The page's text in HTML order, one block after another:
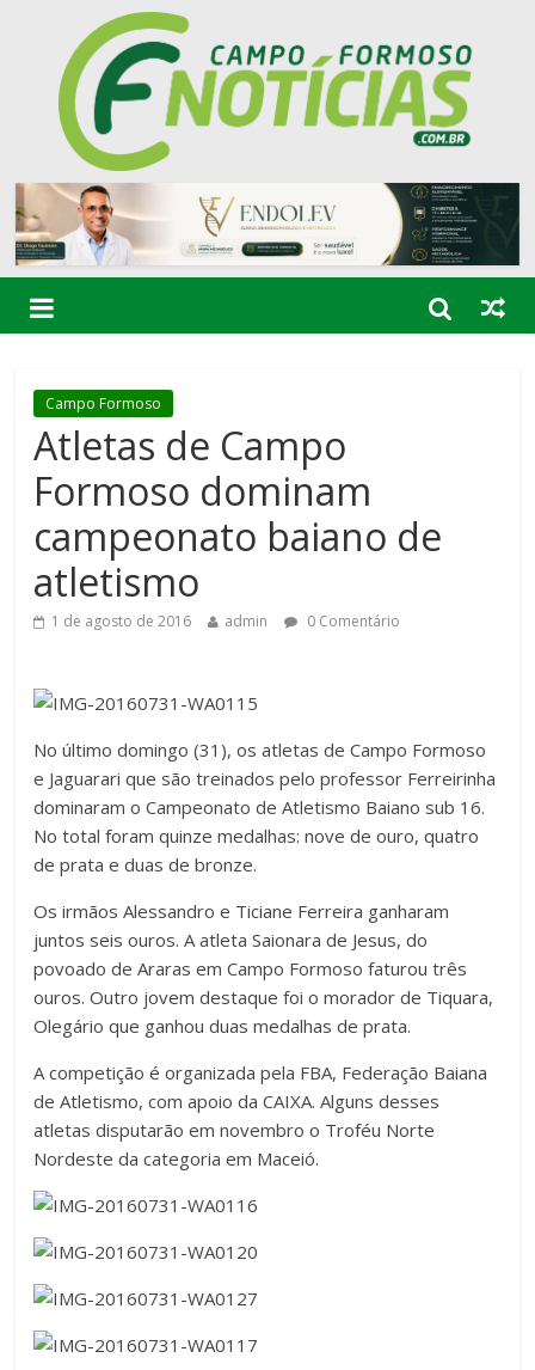
Campo Formoso
Atletas de Campo
Formoso dominam
campeonato baiano de
atletismo
1 de agosto de 2016 admin 0 Comentário
No último domingo (31), os atletas de Campo Formoso
e Jaguarari que são treinados pelo professor Ferreirinha
dominaram o Campeonato de Atletismo Baiano sub 16.
No total foram quinze medalhas: nove de ouro, quatro
de prata e duas de bronze.
Os irmãos Alessandro e Ticiane Ferreira ganharam
juntos seis ouros. A atleta Saionara de Jesus, do
povoado de Araras em Campo Formoso faturou três
ouros. Outro jovem destaque foi o morador de Tiquara,
Olegário que ganhou duas medalhas de prata.
A competição é organizada pela FBA, Federação Baiana
de Atletismo, com apoio da CAIXA. Alguns desses
atletas disputarão em novembro o Troféu Norte
Nordeste da categoria em Maceió.